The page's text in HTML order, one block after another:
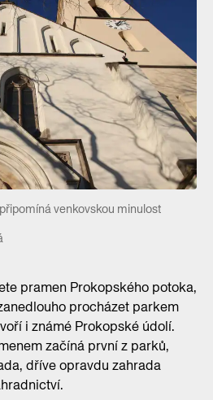
venkovskou minulost
pramen Prokopského potoka,
procházet parkem
i známé Prokopské údolí.
začíná první z parků,
dříve opravdu zahrada